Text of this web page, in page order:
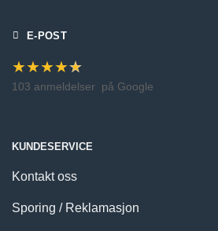
E-POST
★★★★★
103 anmeldelser på Google
KUNDESERVICE
Kontakt oss
Sporing / Reklamasjon